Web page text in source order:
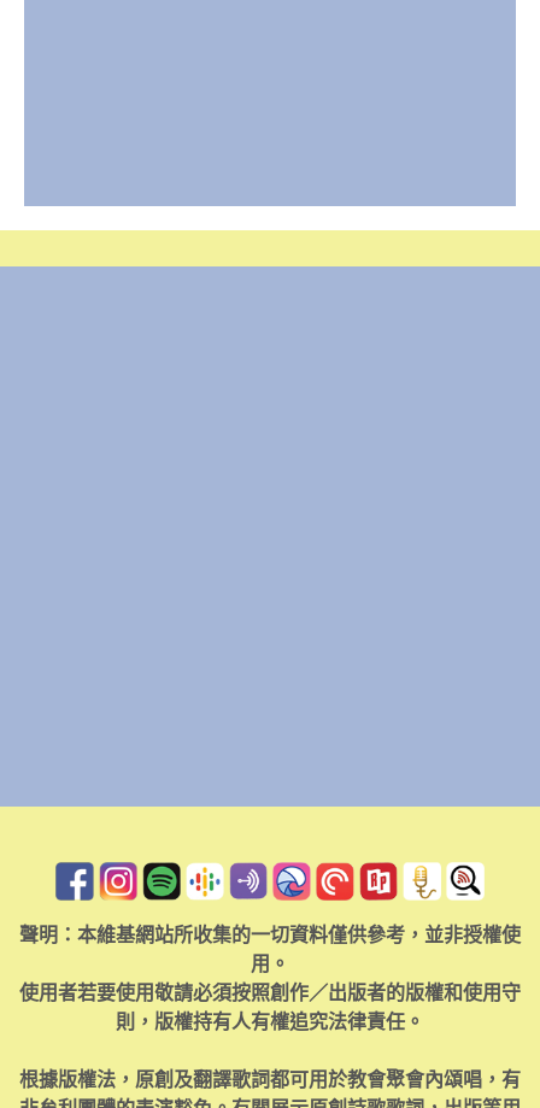
聲明：本維基網站所收集的一切資料僅供參考，並非授權使
用。
使用者若要使用敬請必須按照創作／出版者的版權和使用守
則，版權持有人有權追究法律責任。
根據版權法，原創及翻譯歌詞都可用於教會聚會內頌唱，有